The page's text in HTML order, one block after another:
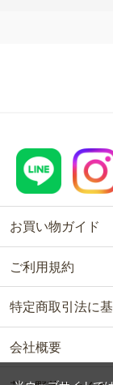
お買い物ガイド
ご利用規約
特定商取引法に
会社概要